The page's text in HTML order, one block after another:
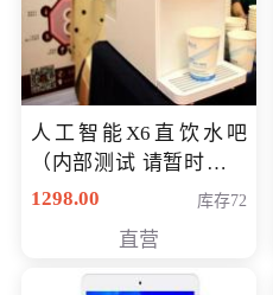
人工智能X6直饮水吧
（内部测试 请暂时不要
购买）
1298.00 库存72
直营